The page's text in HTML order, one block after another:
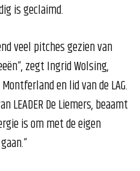
is geclaimd.
veel pitches gezien van
zegt Ingrid Wolsing,
en lid van de LAG.
LEADER De Liemers, beaamt
is om met de eigen